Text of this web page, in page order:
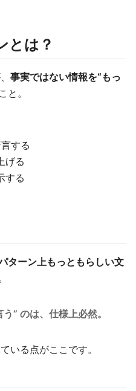
とは？
事実ではない情報を“もっ
と。
する
げる
する
ターン上もっともらしい文
” のは、仕様上必然。
いる点がここです。